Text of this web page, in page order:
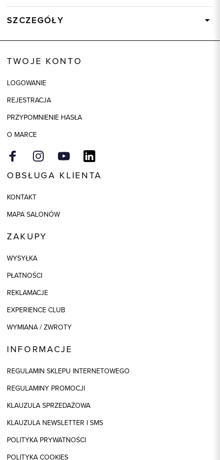
SZCZEGÓŁY
Składy podszewek
Model
TWOJE KONTO
LOGOWANIE
REJESTRACJA
PRZYPOMNIENIE HASŁA
O MARCE
OBSŁUGA KLIENTA
KONTAKT
MAPA SALONÓW
ZAKUPY
WYSYŁKA
PŁATNOŚCI
REKLAMACJE
EXPERIENCE CLUB
WYMIANA / ZWROTY
INFORMACJE
REGULAMIN SKLEPU INTERNETOWEGO
REGULAMINY PROMOCJI
KLAUZULA SPRZEDAŻOWA
KLAUZULA NEWSLETTER I SMS
POLITYKA PRYWATNOŚCI
POLITYKA COOKIES